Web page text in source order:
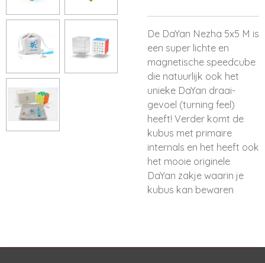
De DaYan Nezha 5x5 M is
een super lichte en
magnetische speedcube
die natuurlijk ook het
unieke DaYan draai-
gevoel (turning feel)
heeft! Verder komt de
kubus met primaire
internals en het heeft ook
het mooie originele
DaYan zakje waarin je
kubus kan bewaren